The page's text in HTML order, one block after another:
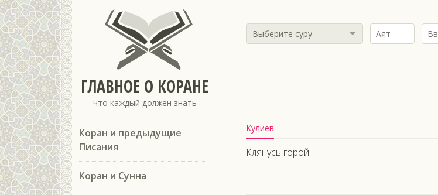
ГЛАВНОЕ О КОРАНЕ
что каждый должен знать
Коран и предыдущие
Писания
Коран и Сунна
Выберите суру
Кулиев
Клянусь горой!